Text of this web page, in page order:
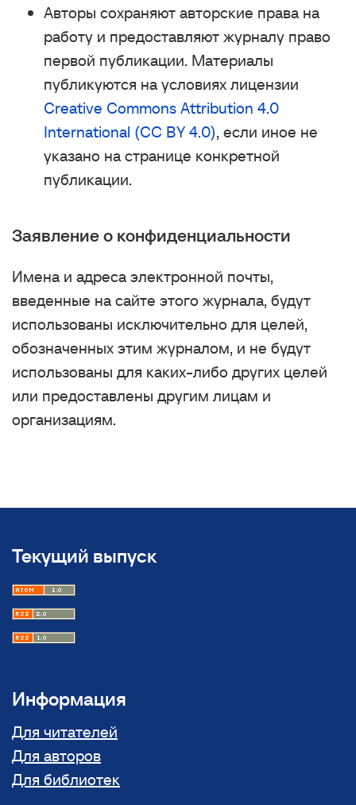
Авторы сохраняют авторские права на
работу и предоставляют журналу право
первой публикации. Материалы
публикуются на условиях лицензии
Creative Commons Attribution 4.0
International (CC BY 4.0), если иное не
указано на странице конкретной
публикации.
Заявление о конфиденциальности
Имена и адреса электронной почты,
введенные на сайте этого журнала, будут
использованы исключительно для целей,
обозначенных этим журналом, и не будут
использованы для каких-либо других целей
или предоставлены другим лицам и
организациям.
Текущий выпуск
Информация
Для читателей
Для авторов
Для библиотек